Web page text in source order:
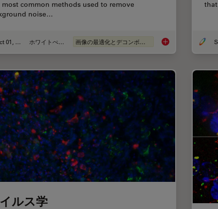
most common methods used to remove
noise…
Oct 01, 2020 ホワイトぺーパー 画像の最適化とデコンボリューション An Introduction to
ルス学